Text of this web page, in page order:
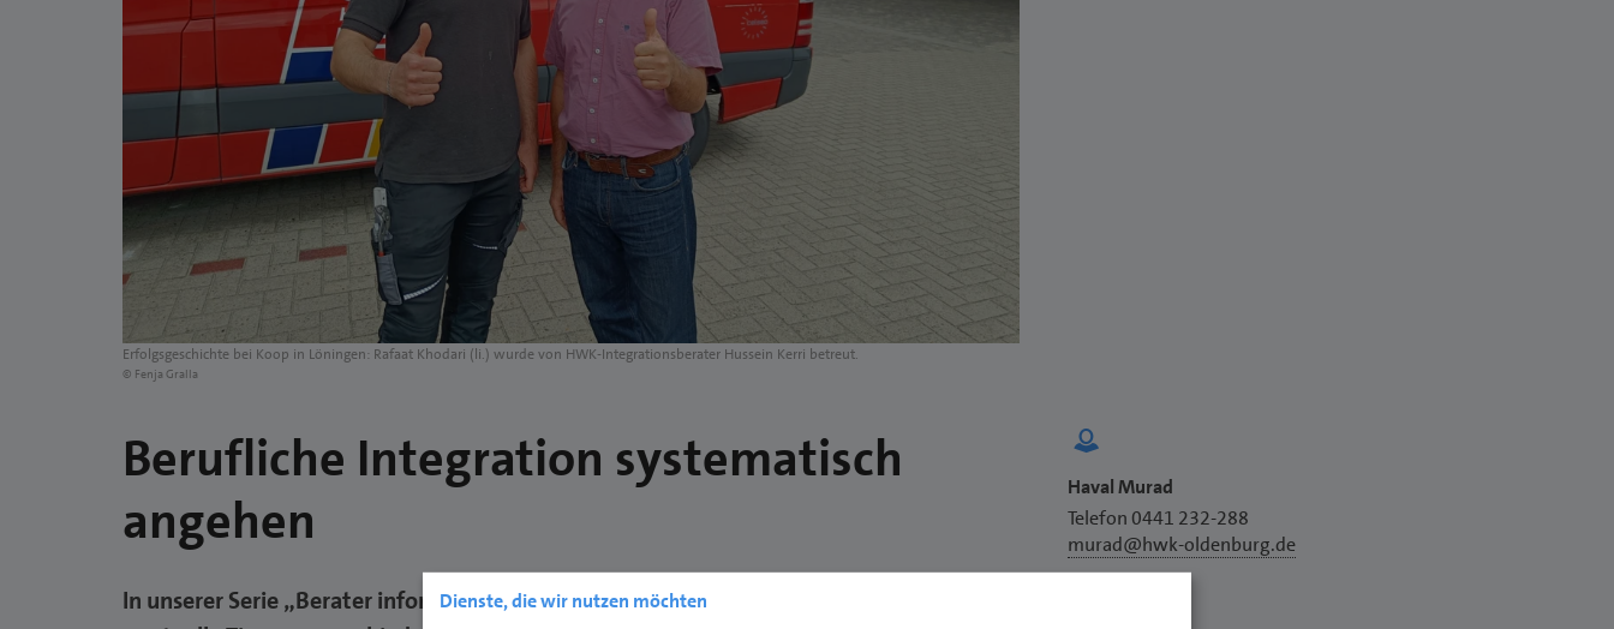
Erfolgsgeschichte bei Koop in Löningen: Rafaat Khodari (li.) wurde von HWK-Integrationsberater Hussein Kerri betreut.
© Fenja Gralla
Berufliche Integration systematisch
angehen
In unserer Serie „Berater informieren“ geben Mitarbeiter der Handwerkskammer
Haval Murad
Telefon 0441 232-288
murad@hwk-oldenburg.de
Dienste, die wir nutzen möchten